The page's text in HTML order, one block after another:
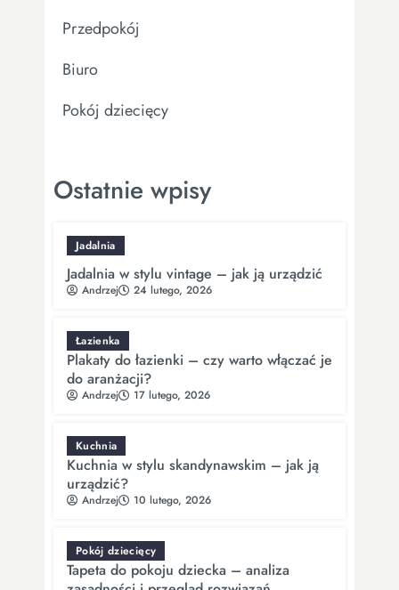
Przedpokój
Biuro
Pokój dziecięcy
Ostatnie wpisy
Jadalnia
Jadalnia w stylu vintage – jak ją urządzić
Andrzej 24 lutego, 2026
Łazienka
Plakaty do łazienki – czy warto włączać je
do aranżacji?
Andrzej 17 lutego, 2026
Kuchnia
Kuchnia w stylu skandynawskim – jak ją
urządzić?
Andrzej 10 lutego, 2026
Pokój dziecięcy
Tapeta do pokoju dziecka – analiza